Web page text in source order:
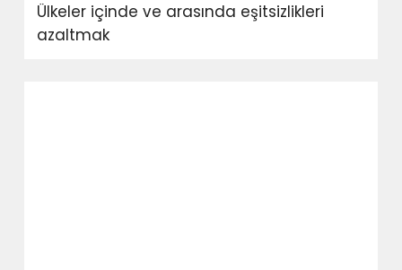
Ülkeler içinde ve arasında eşitsizlikleri
azaltmak